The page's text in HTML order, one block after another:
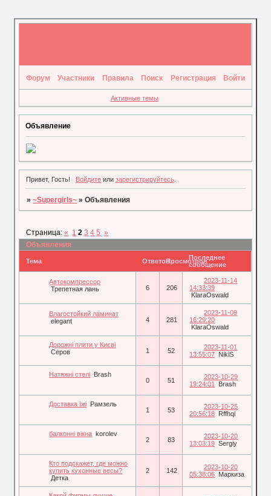
Форум Участники Правила Поиск Регистрация Войти
Активные темы
Объявление
Привет, Гость! Войдитеили зарегистрируйтесь.
»~Supergirls~ »Объявления
Объявления
Страница:« 1 2 3 4 5 »
Тема ОтветовПросмотровПоследнее
сообщение
Автокомпрессор
Трепетная лань
6 206
2023-11-14
14:33:39
KlaraOswald
Влагостойкий ламинат
elegant
4 281
2023-11-09
16:29:20
KlaraOswald
Дорожні плити у Києві
Серов
1 52
2023-11-01
13:55:07 NikiS
Натяжні стелі Brash
0
51
2023-10-29
19:24:01
Brash
Доставка їжі Рамзель
1
53
2023-10-25
20:56:18 Rffhqi
балконні вікна korolev
2
83
2023-10-20
13:03:19 Sergiy
Кто подскажет, где можно
купить кухонные весы?
Детка
2 142
2023-10-20
05:38:06 Маркиза